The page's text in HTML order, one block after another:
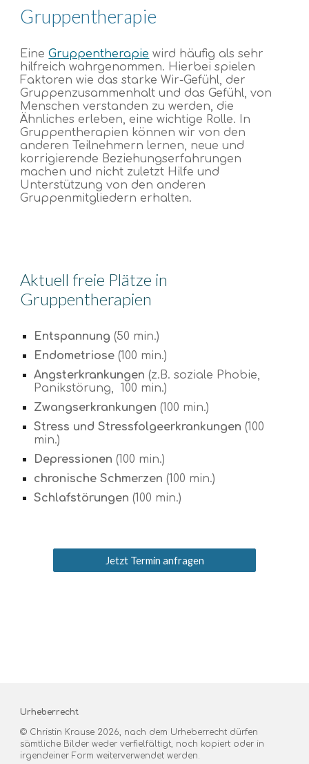
Gruppentherapie
EineGruppentherapie wird häufig als sehr
hilfreich wahrgenommen. Hierbei spielen
Faktoren wie das starke Wir-Gefühl, der
Gruppenzusammenhalt und das Gefühl, von
Menschen verstanden zu werden, die
Ähnliches erleben, eine wichtige Rolle. In
Gruppentherapien können wir von den
anderen Teilnehmern lernen, neue und
korrigierende Beziehungserfahrungen
machen und nicht zuletzt Hilfe und
Unterstützung von den anderen
Gruppenmitgliedern erhalten.
Aktuell freie Plätze in
Gruppentherapien
Entspannung (50 min.)
Endometriose (100 min.)
Angsterkrankungen (z.B. soziale Phobie,
Panikstörung, 100 min.)
Zwangserkrankungen (100 min.)
Stress und Stressfolgeerkrankungen (100
min.)
Depressionen (100 min.)
chronische Schmerzen (100 min.)
Schlafstörungen (100 min.)
Jetzt Termin anfragen
Urheberrecht
© Christin Krause 2026, nach dem Urheberrecht dürfen
sämtliche Bilder weder verfielfältigt, noch kopiert oder in
irgendeiner Form weiterverwendet werden.